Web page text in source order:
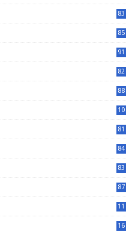
83
85
91
82
88
10
81
84
83
87
11
16